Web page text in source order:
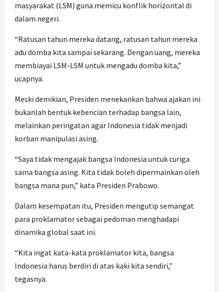
masyarakat (LSM) guna memicu konflik horizontal di
dalam negeri.
“Ratusan tahun mereka datang, ratusan tahun mereka
adu domba kita sampai sekarang. Dengan uang, mereka
membiayai LSM-LSM untuk mengadu domba kita,”
ucapnya.
Meski demikian, Presiden menekankan bahwa ajakan ini
bukanlah bentuk kebencian terhadap bangsa lain,
melainkan peringatan agar Indonesia tidak menjadi
korban manipulasi asing.
“Saya tidak mengajak bangsa Indonesia untuk curiga
sama bangsa asing. Kita tidak boleh dipermainkan oleh
bangsa mana pun,” kata Presiden Prabowo.
Dalam kesempatan itu, Presiden mengutip semangat
para proklamator sebagai pedoman menghadapi
dinamika global saat ini.
“Kita ingat kata-kata proklamator kita, bangsa
Indonesia harus berdiri di atas kaki kita sendiri,”
tegasnya.